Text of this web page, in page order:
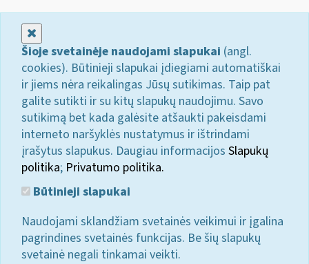
Šioje svetainėje naudojami slapukai (angl.
cookies). Būtinieji slapukai įdiegiami automatiškai
ir jiems nėra reikalingas Jūsų sutikimas. Taip pat
galite sutikti ir su kitų slapukų naudojimu. Savo
sutikimą bet kada galėsite atšaukti pakeisdami
interneto naršyklės nustatymus ir ištrindami
įrašytus slapukus. Daugiau informacijos Slapukų
politika; Privatumo politika.
Būtinieji slapukai
Naudojami sklandžiam svetainės veikimui ir įgalina
pagrindines svetainės funkcijas. Be šių slapukų
svetainė negali tinkamai veikti.